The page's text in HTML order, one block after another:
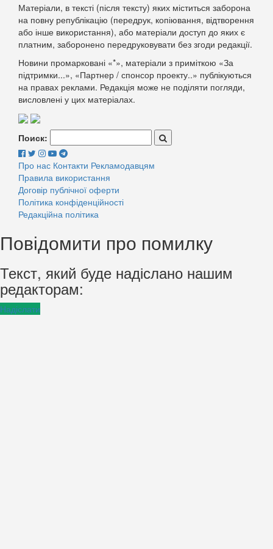
Матеріали, в тексті (після тексту) яких міститься заборона
на повну републікацію (передрук, копіювання, відтворення
або інше використання), або матеріали доступ до яких є
платним, заборонено передруковувати без згоди редакції.
Новини промарковані «*», матеріали з приміткою «За
підтримки...», «Партнер / спонсор проекту..» публікуються
на правах реклами. Редакція може не поділяти погляди,
висловлені у цих матеріалах.
Поиск:
Про нас Контакти Рекламодавцям
Правила використання
Договір публічної оферти
Політика конфіденційності
Редакційна політика
Повідомити про помилку
Текст, який буде надіслано нашим
редакторам:
Надіслати